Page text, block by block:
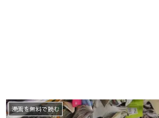
漫画を無料で読む